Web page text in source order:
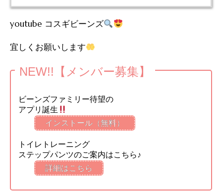
youtube コスギビーンズ
宜しくお願いします
NEW!!【メンバー募集】
ビーンズファミリー待望の
アプリ誕生
インストール（無料）
トイレトレーニング
ステップパンツのご案内はこちら♪
詳細はこちら